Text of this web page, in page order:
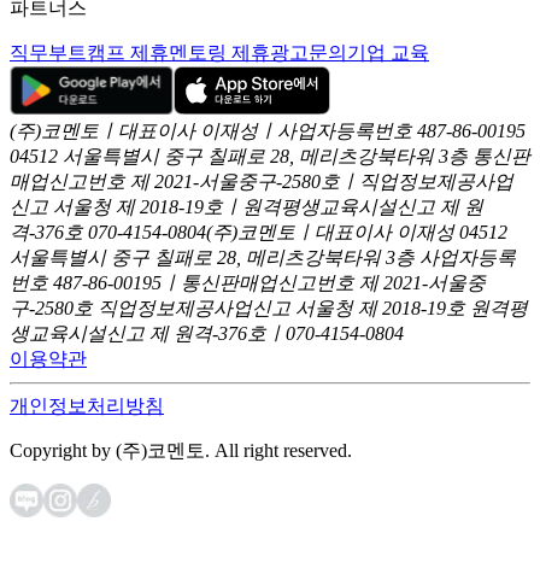
파트너스
직무부트캠프 제휴멘토링 제휴광고문의 기업 교육
(주)코멘토ㅣ대표이사 이재성ㅣ사업자등록번호 487-86-00195
04512 서울특별시 중구 칠패로 28, 메리츠강북타워 3층 통신판
매업신고번호 제 2021-서울중구-2580호ㅣ직업정보제공사업
신고 서울청 제 2018-19호ㅣ원격평생교육시설신고 제 원
격-376호 070-4154-0804(주)코멘토ㅣ대표이사 이재성 04512
서울특별시 중구 칠패로 28, 메리츠강북타워 3층 사업자등록
번호 487-86-00195ㅣ통신판매업신고번호 제 2021-서울중
구-2580호 직업정보제공사업신고 서울청 제 2018-19호 원격평
생교육시설신고 제 원격-376호ㅣ070-4154-0804
이용약관
개인정보처리방침
Copyright by (주)코멘토. All right reserved.